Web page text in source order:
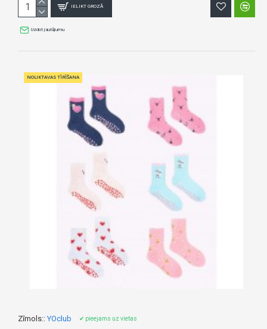
IELIKT GROZĀ
Uzdot jautājumu
NOLIKTAVAS TĪRĪŠANA
Zīmols:: YOclub ✔ pieejams uz vietas